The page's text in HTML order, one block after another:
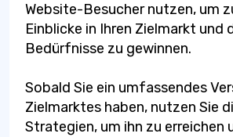
Website-Besucher nutzen, um
Einblicke in Ihren Zielmarkt und
Bedürfnisse zu gewinnen.
Sobald Sie ein umfassendes
Zielmarktes haben, nutzen Sie
Strategien, um ihn zu erreichen